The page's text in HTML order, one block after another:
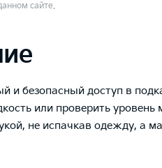
сайте.
и безопасный доступ в
или проверить уровень
не испачкав одежду, а